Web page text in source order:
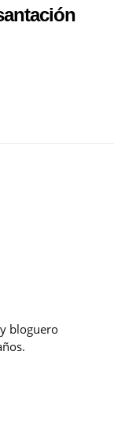
bloguero